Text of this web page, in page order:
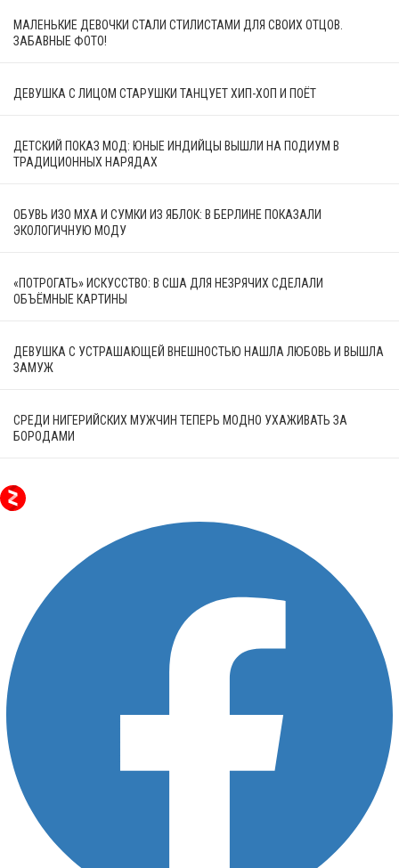
МАЛЕНЬКИЕ ДЕВОЧКИ СТАЛИ СТИЛИСТАМИ ДЛЯ СВОИХ ОТЦОВ.
ЗАБАВНЫЕ ФОТО!
ДЕВУШКА С ЛИЦОМ СТАРУШКИ ТАНЦУЕТ ХИП-ХОП И ПОЁТ
ДЕТСКИЙ ПОКАЗ МОД: ЮНЫЕ ИНДИЙЦЫ ВЫШЛИ НА ПОДИУМ В
ТРАДИЦИОННЫХ НАРЯДАХ
ОБУВЬ ИЗО МХА И СУМКИ ИЗ ЯБЛОК: В БЕРЛИНЕ ПОКАЗАЛИ
ЭКОЛОГИЧНУЮ МОДУ
«ПОТРОГАТЬ» ИСКУССТВО: В США ДЛЯ НЕЗРЯЧИХ СДЕЛАЛИ
ОБЪЁМНЫЕ КАРТИНЫ
ДЕВУШКА С УСТРАШАЮЩЕЙ ВНЕШНОСТЬЮ НАШЛА ЛЮБОВЬ И ВЫШЛА
ЗАМУЖ
СРЕДИ НИГЕРИЙСКИХ МУЖЧИН ТЕПЕРЬ МОДНО УХАЖИВАТЬ ЗА
БОРОДАМИ